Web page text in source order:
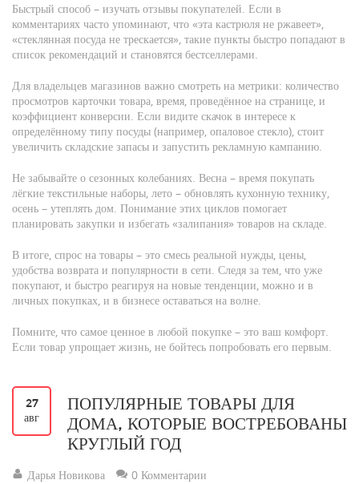
Быстрый способ – изучать отзывы покупателей. Если в
комментариях часто упоминают, что «эта кастрюля не ржавеет»,
«стеклянная посуда не трескается», такие пункты быстро попадают в
список рекомендаций и становятся бестселлерами.
Для владельцев магазинов важно смотреть на метрики: количество
просмотров карточки товара, время, проведённое на странице, и
коэффициент конверсии. Если видите скачок в интересе к
определённому типу посуды (например, опаловое стекло), стоит
увеличить складские запасы и запустить рекламную кампанию.
Не забывайте о сезонных колебаниях. Весна – время покупать
лёгкие текстильные наборы, лето – обновлять кухонную технику,
осень – утеплять дом. Понимание этих циклов помогает
планировать закупки и избегать «залипания» товаров на складе.
В итоге, спрос на товары – это смесь реальной нужды, цены,
удобства возврата и популярности в сети. Следя за тем, что уже
покупают, и быстро реагируя на новые тенденции, можно и в
личных покупках, и в бизнесе оставаться на волне.
Помните, что самое ценное в любой покупке – это ваш комфорт.
Если товар упрощает жизнь, не бойтесь попробовать его первым.
27
авг
ПОПУЛЯРНЫЕ ТОВАРЫ ДЛЯ
ДОМА, КОТОРЫЕ ВОСТРЕБОВАНЫ
КРУГЛЫЙ ГОД
Дарья Новикова 0 Комментарии